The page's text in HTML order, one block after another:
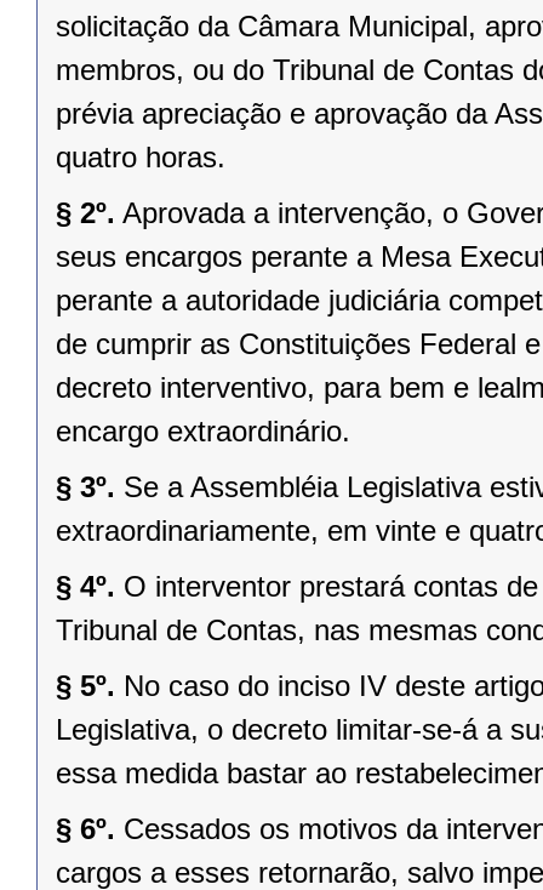
solicitação da Câmara Municipal,
membros, ou do Tribunal de Contas
prévia apreciação e aprovação da
quatro horas.
§ 2º. Aprovada a intervenção, o
seus encargos perante a Mesa
perante a autoridade judiciária
de cumprir as Constituições Federal
decreto interventivo, para bem e
encargo extraordinário.
§ 3º. Se a Assembléia Legislativa
extraordinariamente, em vinte e
§ 4º. O interventor prestará contas
Tribunal de Contas, nas mesmas
§ 5º. No caso do inciso IV deste
Legislativa, o decreto limitar-se-á a
essa medida bastar ao
§ 6º. Cessados os motivos da
cargos a esses retornarão, salvo